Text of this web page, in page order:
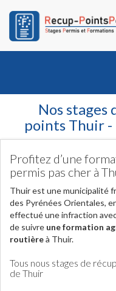
Nos stages
points Thuir -
Profitez d’une
permis pas cher à
Thuir est une municipalité
des Pyrénées Orientales,
effectué une infraction
de suivre une formation
routièreà Thuir.
Tous nous stages de
de Thuir